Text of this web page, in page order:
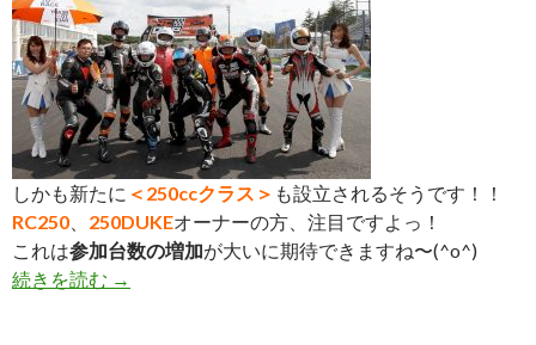
しかも新たに ＜250ccクラス＞ も設立されるそうです！！
RC250
250DUKEオーナーの方、注目ですよっ！
これは参加台数の増加が大いに期待できますね〜(^o^)
続きを読む 今年も＜KTM390CUP＞開催決定！ 同時に250
→